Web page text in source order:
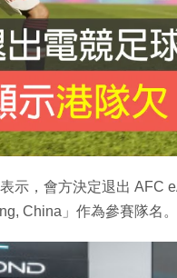
示，會方決定退出 AFC
China」作為參賽隊名。